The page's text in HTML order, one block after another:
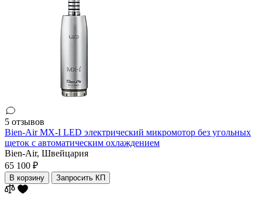
5 отзывов
Bien-Air MX-I LED электрический микромотор без угольных
щеток с автоматическим охлаждением
Bien-Air, Швейцария
65 100 ₽
В корзину Запросить КП